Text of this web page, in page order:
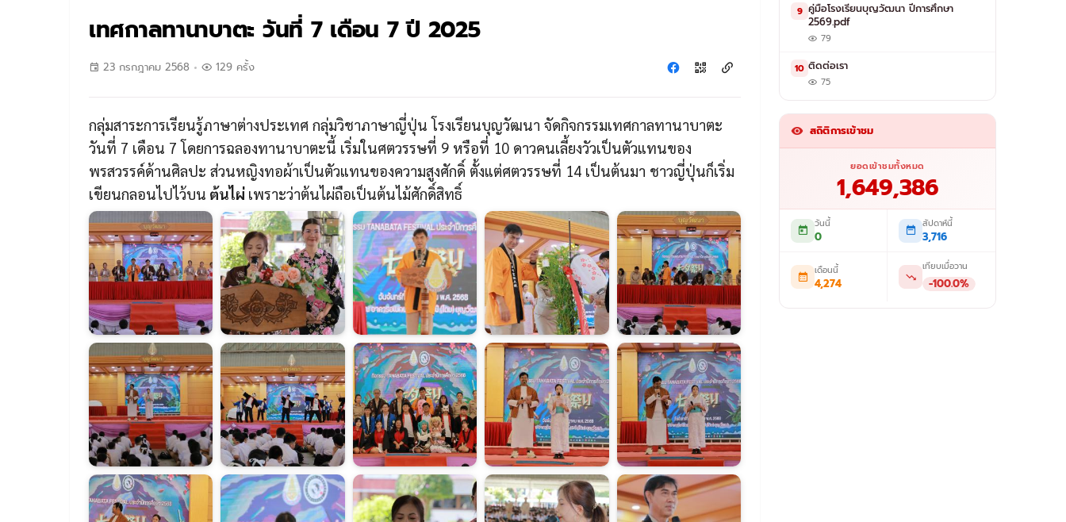
เทศกาลทานาบาตะ วันที่ 7 เดือน 7 ปี 2025
23 กรกฎาคม 2568 129 ครั้ง
กลุ่มสาระการเรียนรู้ภาษาต่างประเทศ กลุ่มวิชาภาษาญี่ปุ่น โรงเรียนบุญวัฒนา จัดกิจกรรมเทศกาลทานาบาตะ
วันที่ 7 เดือน 7 โดยการฉลองทานาบาตะนี้ เริ่มในศตวรรษที่ 9 หรือที่ 10 ดาวคนเลี้ยงวัวเป็นตัวแทนของ
พรสวรรค์ด้านศิลปะ ส่วนหญิงทอผ้าเป็นตัวแทนของความสูงศักดิ์ ตั้งแต่ศตวรรษที่ 14 เป็นต้นมา ชาวญี่ปุ่นก็เริ่ม
เขียนกลอนไปไว้บน ต้นไผ่ เพราะว่าต้นไผ่ถือเป็นต้นไม้ศักดิ์สิทธิ์
9 คู่มือโรงเรียนบุญวัฒนา ปีการศึกษา
2569.pdf
79
10 ติดต่อเรา
75
สถิติการเข้าชม
ยอดเข้าชมทั้งหมด
1,649,386
วันนี้
0
สัปดาห์นี้
3,716
เดือนนี้
4,274
เทียบเมื่อวาน
-100.0%